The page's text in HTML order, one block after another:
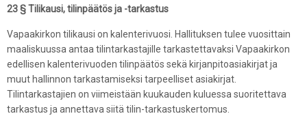
23 § Tilikausi, tilinpäätös ja -tarkastus
Vapaakirkon tilikausi on kalenterivuosi. Hallituksen tulee vuosittain
maaliskuussa antaa tilintarkastajille tarkastettavaksi Vapaakirkon
edellisen kalenterivuoden tilinpäätös sekä kirjanpitoasiakirjat ja
muut hallinnon tarkastamiseksi tarpeelliset asiakirjat.
Tilintarkastajien on viimeistään kuukauden kuluessa suoritettava
tarkastus ja annettava siitä tilin-tarkastuskertomus.